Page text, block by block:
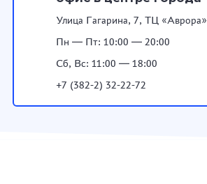
Улица Гагарина, 7, ТЦ «Аврора»
Пн — Пт: 10:00 — 20:00
Сб, Вс: 11:00 — 18:00
+7 (382-2) 32-22-72